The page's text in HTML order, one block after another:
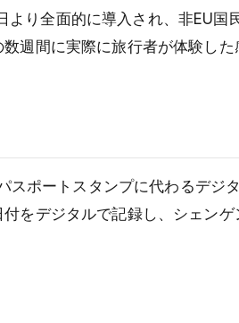
り全面的に導入され、非EU国
週間に実際に旅行者が体験し
スポートスタンプに代わるデジ
をデジタルで記録し、シェン